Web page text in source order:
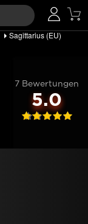
Sagittarius (EU)
7 Bewertungen
5.0